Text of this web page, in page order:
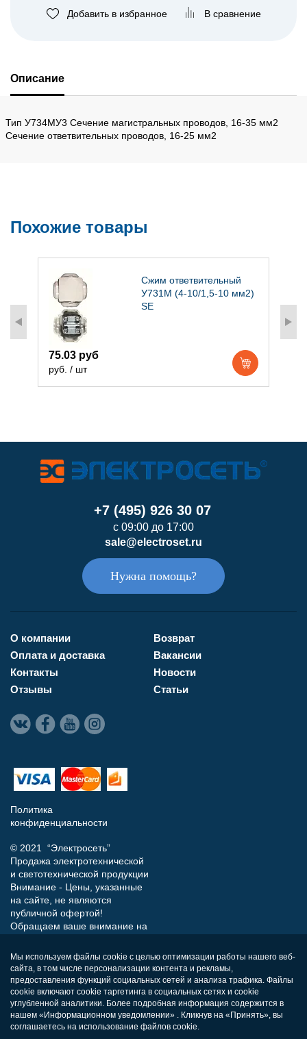
Добавить в избранное В сравнение
Описание
Тип У734МУ3 Сечение магистральных проводов, 16-35 мм2
Сечение ответвительных проводов, 16-25 мм2
Похожие товары
Сжим ответвительный
У731М (4-10/1,5-10 мм2)
SE
75.03 руб
руб. / шт
+7 (495) 926 30 07
с 09:00 до 17:00
sale@electroset.ru
Нужна помощь?
О компании
Оплата и доставка
Контакты
Отзывы
Возврат
Вакансии
Новости
Статьи
Политика
конфиденциальности
© 2021 “Электросеть”
Продажа электротехнической
и светотехнической продукции
Внимание - Цены, указанные
на сайте, не являются
публичной офертой!
Обращаем ваше внимание на
носит исключительно
информационный характер и
ни при каких условиях не
является публичной офертой,
определяемой положениями
Статьи 437 (п.2) Гражданского
кодекса РФ.
Мы используем файлы cookie с целью оптимизации работы нашего веб-
сайта, в том числе персонализации контента и рекламы,
предоставления функций социальных сетей и анализа трафика. Файлы
cookie включают cookie таргетинга в социальных сетях и cookie
углубленной аналитики. Более подробная информация содержится в
нашем «Информационном уведомлении» . Кликнув на «Принять», вы
соглашаетесь на использование файлов cookie.